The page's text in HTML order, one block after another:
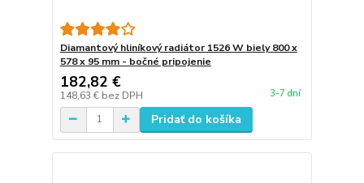
Diamantový hliníkový radiátor 1526 W biely 800 x
578 x 95 mm - bočné pripojenie
182,82 €
148,63 € bez DPH 3-7 dní
Pridať do košíka